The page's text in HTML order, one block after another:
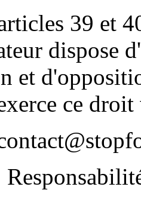
39 et
dispose
et
ce droit